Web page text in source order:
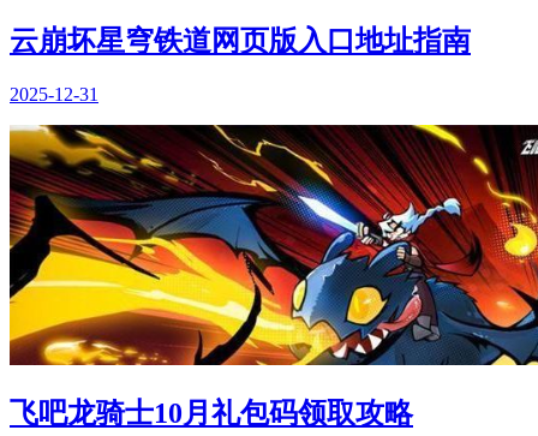
云崩坏星穹铁道网页版入口地址指南
2025-12-31
飞吧龙骑士10月礼包码领取攻略